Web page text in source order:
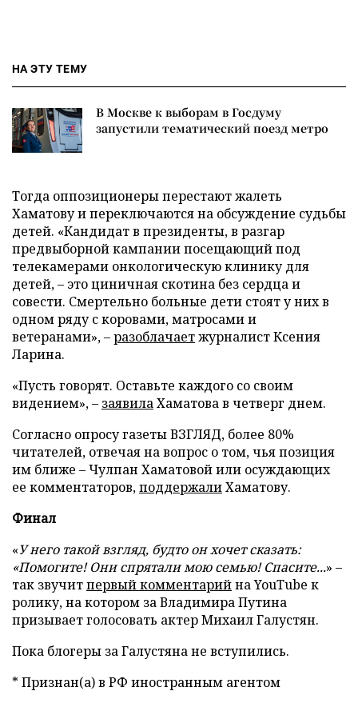
НА ЭТУ ТЕМУ
В Москве к выборам в Госдуму
запустили тематический поезд метро
Тогда оппозиционеры перестают жалеть
Хаматову и переключаются на обсуждение судьбы
детей. «Кандидат в президенты, в разгар
предвыборной кампании посещающий под
телекамерами онкологическую клинику для
детей, – это циничная скотина без сердца и
совести. Смертельно больные дети стоят у них в
одном ряду с коровами, матросами и
ветеранами», –разоблачаетжурналист Ксения
Ларина.
«Пусть говорят. Оставьте каждого со своим
видением», – заявилаХаматова в четверг днем.
Согласно опросу газеты ВЗГЛЯД, более 80%
читателей, отвечая на вопрос о том, чья позиция
им ближе – Чулпан Хаматовой или осуждающих
ее комментаторов,поддержалиХаматову.
Финал
«У него такой взгляд, будто он хочет сказать:
«Помогите! Они спрятали мою семью! Спасите...» –
так звучитпервый комментарийна YouTube к
ролику, на котором за Владимира Путина
призывает голосовать актер Михаил Галустян.
Пока блогеры за Галустяна не вступились.
* Признан(а) в РФ иностранным агентом